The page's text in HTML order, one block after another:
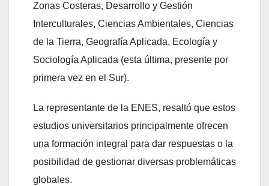
Zonas Costeras, Desarrollo y Gestión
Interculturales, Ciencias Ambientales, Ciencias
de la Tierra, Geografía Aplicada, Ecología y
Sociología Aplicada (esta última, presente por
primera vez en el Sur).
La representante de la ENES, resaltó que estos
estudios universitarios principalmente ofrecen
una formación integral para dar respuestas o la
posibilidad de gestionar diversas problemáticas
globales.